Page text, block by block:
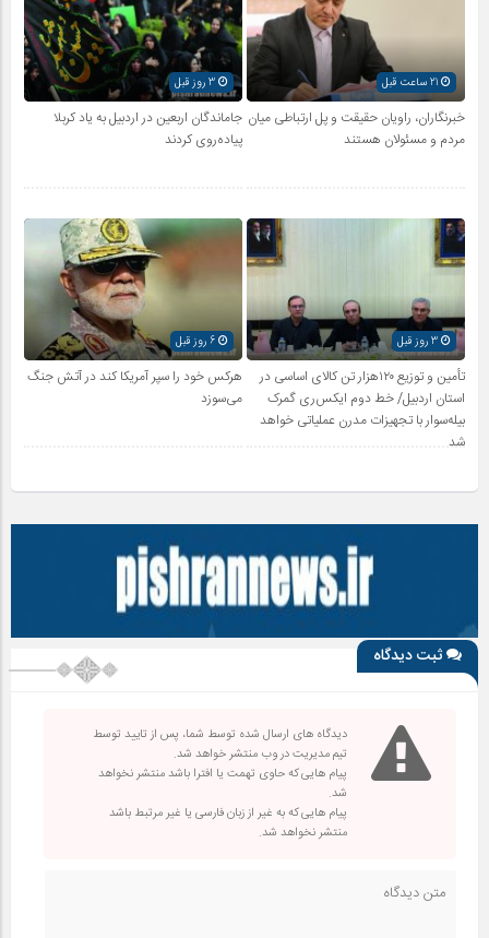
21 ساعت قبل
خبرنگاران، راویان حقیقت و پل ارتباطی میان
مردم و مسئولان هستند
جاماندگان اربعین در اردبیل به یاد کربلا
پیاده‌روی کردند
3 روز قبل
تأمین و توزیع ۱۲۰هزار تن کالای اساسی در
استان اردبیل/ خط دوم ایکس‌ری گمرک
بیله‌سوار با تجهیزات مدرن عملیاتی خواهد
شد
هرکس خود را سپر آمریکا کند در آتش جنگ
می‌سوزد
ثبت دیدگاه
دیدگاه های ارسال شده توسط شما، پس از تایید توسط
تیم مدیریت در وب منتشر خواهد شد.
پیام هایی که حاوی تهمت یا افترا باشد منتشر نخواهد
شد.
پیام هایی که به غیر از زبان فارسی یا غیر مرتبط باشد
منتشر نخواهد شد.